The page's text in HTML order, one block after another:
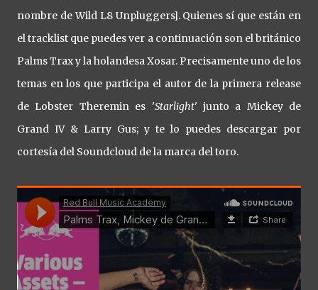
nombre de Wild L8 Unpluggers]. Quienes sí que están en
el tracklist que puedes ver a continuación son el británico
Palms Trax y la holandesa Xosar. Precisamente uno de los
temas en los que participa el autor de la primera release
de Lobster Theremin es 'Starlight' junto a Mickey de
Grand IV & Larry Gus; y te lo puedes descargar por
cortesía del Soundcloud de la marca del toro.